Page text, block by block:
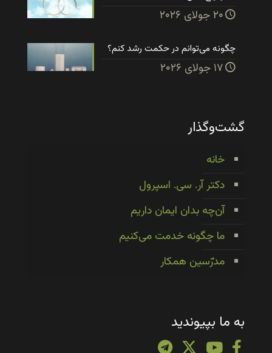
۲۰ جولای ۲۰۲۶
چگونه می‌توانم در حکمت رشد کنم؟
۱۷ جولای ۲۰۲۶
گشت‌وگذار
خانه
دکتر آر. سی. اسپرول
آن‌چه بدان ایمان داریم
ما چگونه خدمت می‌کنیم
مدرّسین همکار
به ما بپیوندید